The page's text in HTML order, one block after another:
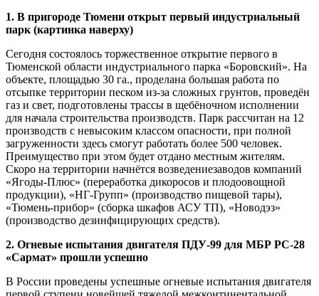
1. В пригороде Тюмени открыт первый индустриальный
парк (картинка наверху)
Сегодня состоялось торжественное открытие первого в
Тюменской области индустриального парка «Боровский». На
объекте, площадью 30 га., проделана большая работа по
отсыпке территории песком из-за сложных грунтов, проведён
газ и свет, подготовлены трассы в щебёночном исполнении
для начала строительства производств. Парк рассчитан на 12
производств с невысоким классом опасности, при полной
загруженности здесь смогут работать более 500 человек.
Преимущество при этом будет отдано местным жителям.
Скоро на территории начнётся возведениезаводов компаний
«Ягоды-Плюс» (переработка дикоросов и плодоовощной
продукции), «НГ-Групп» (производство пищевой тары),
«Тюмень-прибор» (сборка шкафов АСУ ТП), «Новодэз»
(производство дезинфицирующих средств).
2. Огневые испытания двигателя ПДУ-99 для МБР РС-28
«Сармат» прошли успешно
В России проведены успешные огневые испытания двигателя